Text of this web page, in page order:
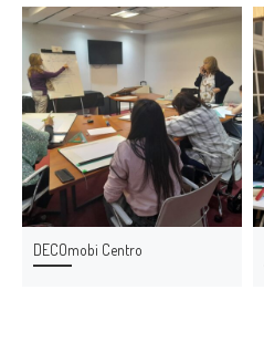
DECOmobi Centro